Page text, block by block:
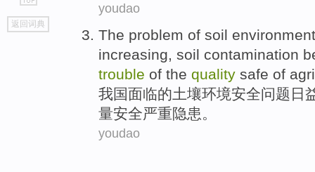
go
top
返回词典
youdao
The problem of soil environment
increasing , soil contamination
trouble of the quality safe of
我国面临的土壤环境安全问题 日
量安全严重隐患 。
youdao